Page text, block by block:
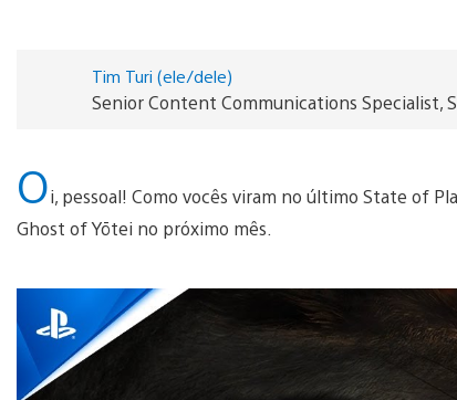
Tim Turi (ele/dele)
Senior Content Communications Specialist,
Oi, pessoal! Como vocês viram no último State of
Ghost of Yōtei no próximo mês.